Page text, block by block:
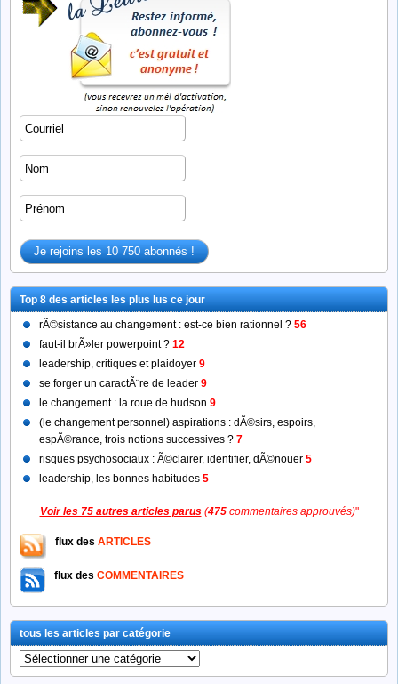
Se forger un caractère de
leader : les 4 attributs
incontournables
Affirmation de Soi & Développement
du Leadership (détails)
accompagnements
Top 8 des articles les plus lus ce jour
rÃ©sistance au changement : est-ce bien rationnel ? 56
faut-il brÃ»ler powerpoint ? 12
leadership, critiques et plaidoyer 9
se forger un caractÃ¨re de leader 9
le changement : la roue de hudson 9
(le changement personnel) aspirations : dÃ©sirs, espoirs,
espÃ©rance, trois notions successives ? 7
risques psychosociaux : Ã©clairer, identifier, dÃ©nouer 5
leadership, les bonnes habitudes 5
Voir les 75 autres articles parus (475commentaires approuvés)"
flux des ARTICLES
flux des COMMENTAIRES
tous les articles par catégorie
tous
les